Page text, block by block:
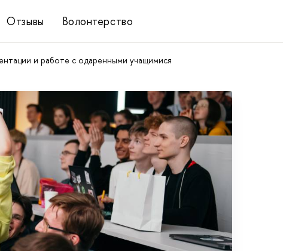
Отзывы Волонтерство
и работе с одаренными учащимися